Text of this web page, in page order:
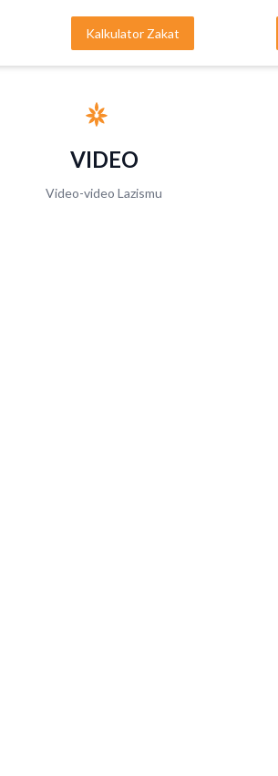
Kalkulator Zakat
VIDEO
Video-video Lazismu